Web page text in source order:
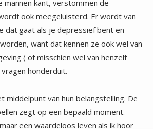
honderduit.
middelpunt van hun belangstelling. De
zegt op een bepaald moment.
een waardeloos leven als ik hoor
Niemand ontkent het, er is een heel
aan tafel. ‘Hij’ ziet me nu wel zitten
ik heb geen goed gevoel over hem.
gaan is dat ook in stilte. Ik denk na
het bedrukt me. Hij doet alsof er niets